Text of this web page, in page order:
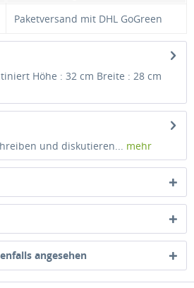
Paketversand mit DHL GoGreen
Höhe : 32 cm Breite : 28 cm
und diskutieren... mehr
angesehen